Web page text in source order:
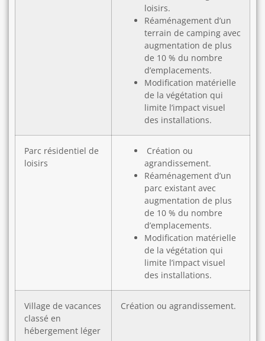
loisirs.
Réaménagement d’un
terrain de camping avec
augmentation de plus
de 10 % du nombre
d’emplacements.
Modification matérielle
de la végétation qui
limite l’impact visuel
des installations.
Parc résidentiel de
loisirs
Création ou
agrandissement.
Réaménagement d’un
parc existant avec
augmentation de plus
de 10 % du nombre
d’emplacements.
Modification matérielle
de la végétation qui
limite l’impact visuel
des installations.
Village de vacances
classé en
hébergement léger
Création ou agrandissement.